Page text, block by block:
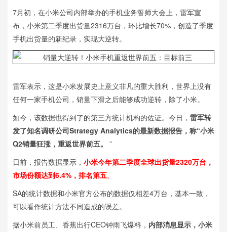
7月初，在小米公司内部举办的手机业务誓师大会上，雷军宣
布，小米第二季度出货量2316万台，环比增长70%，创造了季度
手机出货量的新纪录，实现大逆转。
雷军表示，这是小米发展史上意义非凡的重大胜利，世界上没有
任何一家手机公司，销量下滑之后能够成功逆转，除了小米。
如今，该数据也得到了的第三方统计机构的佐证。今日， 雷军转
发了知名调研公司Strategy Analytics的最新数据报告，称“小米
Q2销量狂涨，重返世界前五。 ​​​​ ”
日前，报告数据显示， 小米今年第二季度全球出货量2320万台，
市场份额达到6.4%，排名第五。
SA的统计数据和小米官方公布的数据仅相差4万台，基本一致，
可以看作统计方法不同造成的误差。
据小米前员工、香蕉出行CEO钟雨飞爆料， 内部消息显示，小米